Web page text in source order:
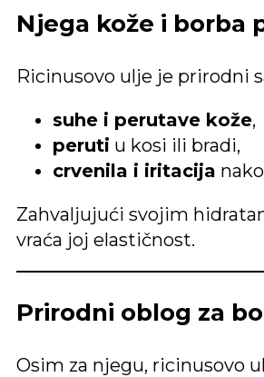
Njega kože i borba
Ricinusovo ulje je prirodni
suhe i perutave kože,
peruti u kosi ili bradi,
crvenila i iritacija
Zahvaljujući svojim
vraća joj elastičnost.
Prirodni oblog za
Osim za njegu, ricinusovo